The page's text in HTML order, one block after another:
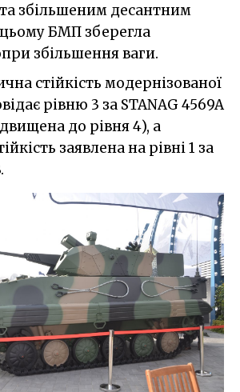
збільшеним десантним
БМП зберегла
збільшення ваги.
стійкість модернізованої
рівню 3 за STANAG 4569A
до рівня 4), а
заявлена на рівні 1 за